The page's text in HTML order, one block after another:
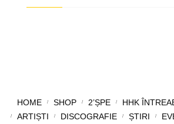
HOME SHOP 2’ȘPE HHK
ARTIȘTI
DISCOGRAFIE ȘTIRI